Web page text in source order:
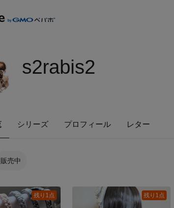
s2rabis2
シリーズ プロフィール レター
販売中
残り1点 残り1点